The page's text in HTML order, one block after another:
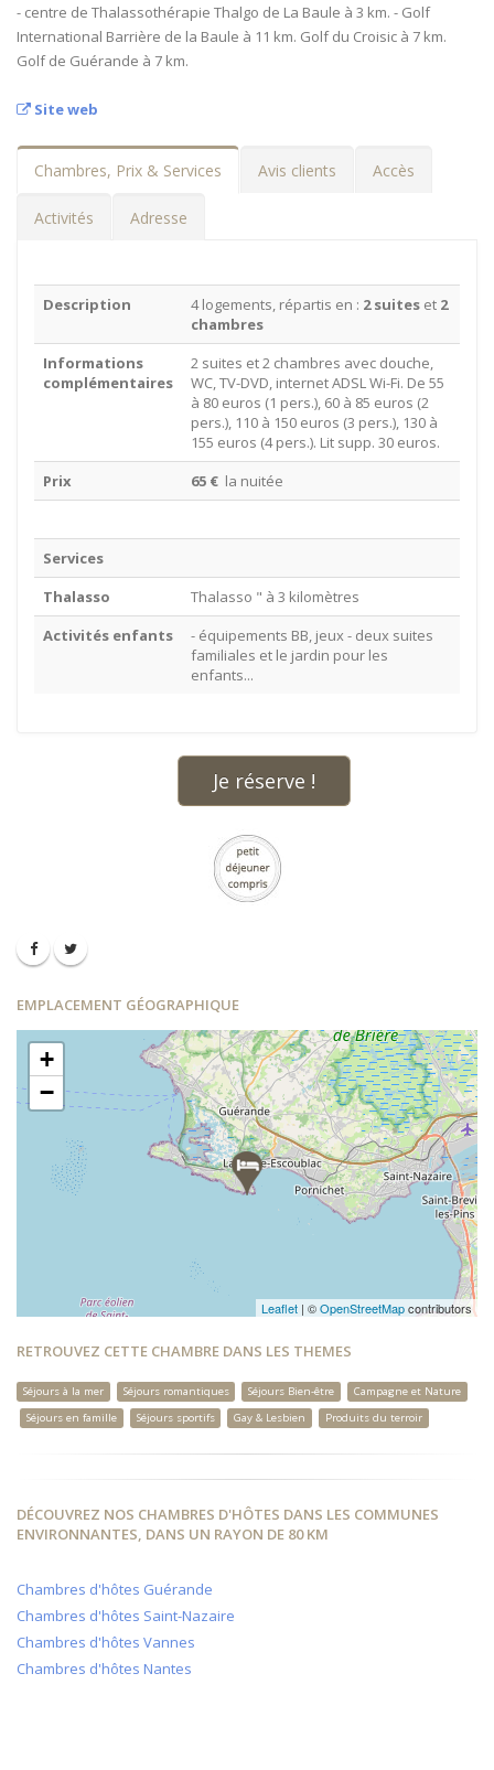
- centre de Thalassothérapie Thalgo de La Baule à 3 km. - Golf
International Barrière de la Baule à 11 km. Golf du Croisic à 7 km.
Golf de Guérande à 7 km.
Site web
Chambres, Prix & Services Avis clients Accès
Activités Adresse
Description 4 logements, répartis en : 2 suites et 2
chambres
Informations
complémentaires
2 suites et 2 chambres avec douche,
WC, TV-DVD, internet ADSL Wi-Fi. De 55
à 80 euros (1 pers.), 60 à 85 euros (2
pers.), 110 à 150 euros (3 pers.), 130 à
155 euros (4 pers.). Lit supp. 30 euros.
Prix
65 € la nuitée
Services
Thalasso
Thalasso " à 3 kilomètres
Activités enfants
- équipements BB, jeux - deux suites
familiales et le jardin pour les
enfants...
Je réserve !
EMPLACEMENT GÉOGRAPHIQUE
+
−
Leaflet | ©OpenStreetMapcontributors
RETROUVEZ CETTE CHAMBRE DANS LES THEMES
Séjours à la mer Séjours romantiques Séjours Bien-être
Campagne et Nature
Séjours en famille
Séjours sportifs Gay & Lesbien Produits du terroir
DÉCOUVREZ NOS CHAMBRES D'HÔTES DANS LES COMMUNES
ENVIRONNANTES, DANS UN RAYON DE 80 KM
Chambres d'hôtes Guérande
Chambres d'hôtes Saint-Nazaire
Chambres d'hôtes Vannes
Chambres d'hôtes Nantes